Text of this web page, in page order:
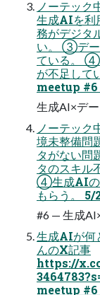
ノーテッ
生成AIを利
務がデジタ
い。 ③デー
ている。 ④
が不足して
meetup
生成AI×デ
ノーテッ
境未整備
タがない問
タのスキル
④生成AIの
もらう。
#6 — 生成
生成AIが何
んのX記事
https://
meetup #6